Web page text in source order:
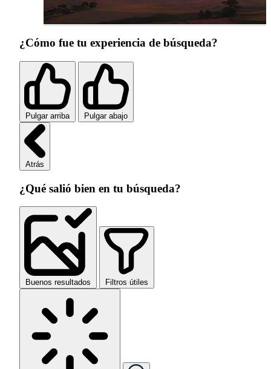
¿Cómo fue tu experiencia de búsqueda?
Pulgar arriba Pulgar abajo
Atrás
¿Qué salió bien en tu búsqueda?
Buenos resultados Filtros útiles